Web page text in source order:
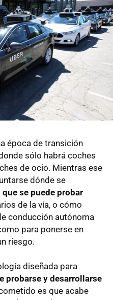
época de transición
sólo habrá coches
de ocio. Mientras ese
dónde se
que se puede probar
de la vía, o cómo
conducción autónoma
para ponerse en
riesgo.
diseñada para
probarse y desarrollarse
es que acabe